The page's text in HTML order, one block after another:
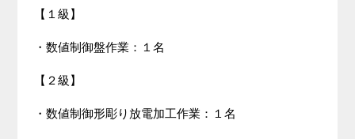
【１級】
・数値制御盤作業：１名
【２級】
・数値制御形彫り放電加工作業：１名